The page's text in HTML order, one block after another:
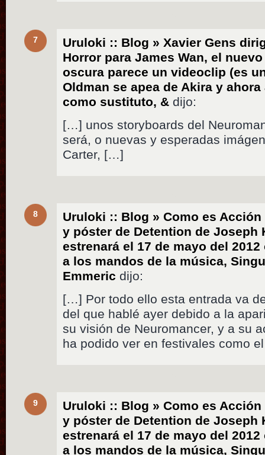
7
Uruloki :: Blog » Xavier Gens
Horror para James Wan, el
oscura parece un videoclip (es
Oldman se apea de Akira y
como sustituto, & dijo:
[…] unos storyboards del
será, o nuevas y esperadas
Carter, […]
8
Uruloki :: Blog » Como es
y póster de Detention de Joseph
estrenará el 17 de mayo del
a los mandos de la música,
Emmeric dijo:
[…] Por todo ello esta entrada va
del que hablé ayer debido a la
su visión de Neuromancer, y a su
ha podido ver en festivales como
9
Uruloki :: Blog » Como es
y póster de Detention de Joseph
estrenará el 17 de mayo del
a los mandos de la música,